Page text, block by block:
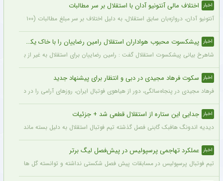
اخبار اختلاف مالی آنتونیو آدان با استقلال بر سر مطالبات
آنتونیو آدان، دروازه‌بان سابق استقلال، به دلیل اختلاف بر سر مبلغ مطالبات (۱۰۰ تا ۲۰۰ هزار یورو) قصد شکایت از باشگاه را دارد.
اخبار پیشکسوت محبوب هواداران استقلال رامین رضاییان را با خاک یکسان کرد + جزئیات
شاهرخ بیانی پیشکسوت استقلال گفت : رامین رضاییان برای استقلال به غیر از بازار
اخبار سکوت فرهاد مجیدی در دبی و انتظار برای پیشنهاد جدید
فرهاد مجیدی در پنجاه‌سالگی، دور از هیاهوی فوتبال ایران، روزهای آرامی را در دبی
اخبار جدایی این ستاره از استقلال قطعی شد + جزئیات
دیدیه اندونگ هافبک گابنی فصل گذشته تیم فوتبال استقلال به دلیل بسته ماندن پنجره
اخبار عملکرد تهاجمی پرسپولیس در پیش‌فصل لیگ برتر
تیم فوتبال پرسپولیس در مسابقات پیش فصل شکستی نداشته و توانسته گل های زیادی